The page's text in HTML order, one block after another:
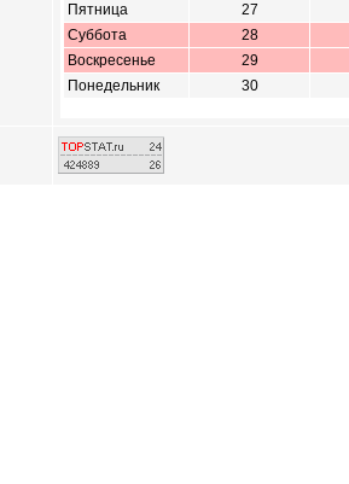
Пятница
27
Суббота
28
Воскресенье
29
Понедельник
30